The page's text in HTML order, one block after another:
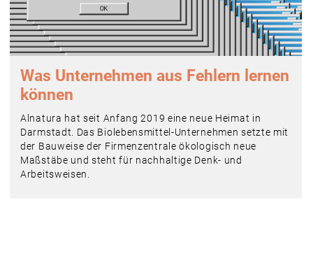
Was Unternehmen aus Fehlern lernen
können
Alnatura hat seit Anfang 2019 eine neue Heimat in
Darmstadt. Das Biolebensmittel-Unternehmen setzte mit
der Bauweise der Firmenzentrale ökologisch neue
Maßstäbe und steht für nachhaltige Denk- und
Arbeitsweisen.